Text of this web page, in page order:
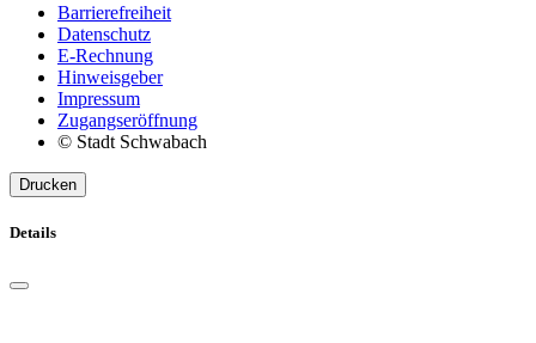
Barrierefreiheit
Datenschutz
E-Rechnung
Hinweisgeber
Impressum
Zugangseröffnung
© Stadt Schwabach
Drucken
Details